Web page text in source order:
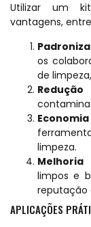
Utilizar um
vantagens,
os
de
limpeza.
limpos e
reputação
APLICAÇÕES